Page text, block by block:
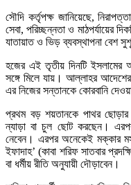
সৌদি কর্তৃপক্ষ জানিয়েছে,
সেবা, পরিচ্ছন্নতা ও মাঠপর্যায়ের
যাতায়াত ও ভিড় ব্যবস্থাপনা বেশ
হজের এই তৃতীয় দিনটি
সঙ্গে মিলে যায়। আল্লাহর
এর নিজের সন্তানকে কোরবানি
প্রথম বড় শয়তানকে পাথর ছোড়ার
ন্যাড়া বা চুল ছোট করছেন।
নেবেন। এরপর অনেকেই মক্কার
ইফাদাহ’ (কাবা শরিফ সাতবার
বা ধর্মীয় রীতি অনুযায়ী দৌড়াবেন।